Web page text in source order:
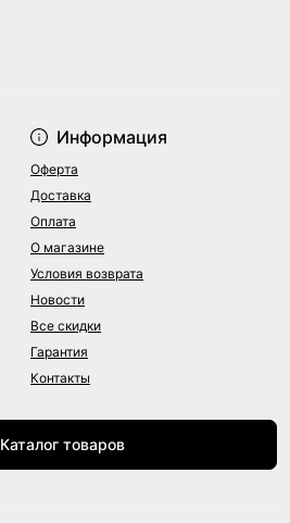
Информация
Оферта
Доставка
Оплата
О магазине
Условия возврата
Новости
Все скидки
Гарантия
Контакты
Каталог товаров